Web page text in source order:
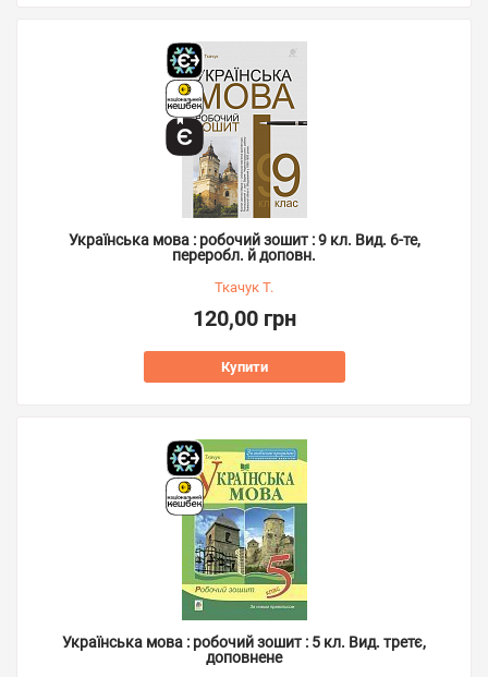
Українська мова : робочий зошит : 9 кл. Вид. 6-те,
переробл. й доповн.
Ткачук Т.
120,00 грн
Купити
Українська мова : робочий зошит : 5 кл. Вид. третє,
доповнене